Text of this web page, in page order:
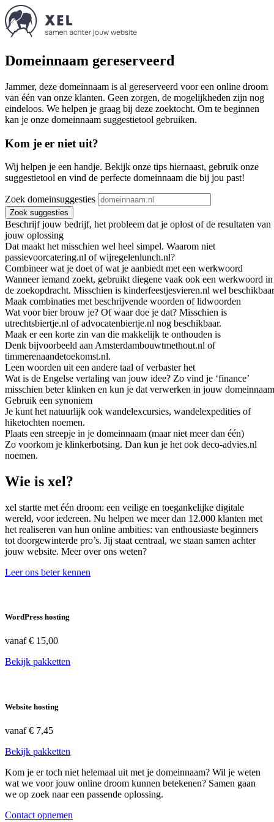
Domeinnaam gereserveerd
Jammer, deze domeinnaam is al gereserveerd voor een online droom
van één van onze klanten. Geen zorgen, de mogelijkheden zijn nog
eindeloos. We helpen je graag bij deze zoektocht. Om te beginnen
kan je onze domeinnaam suggestietool gebruiken.
Kom je er niet uit?
Wij helpen je een handje. Bekijk onze tips hiernaast, gebruik onze
suggestietool en vind de perfecte domeinnaam die bij jou past!
Zoek domeinsuggesties
Zoek suggesties
Beschrijf jouw bedrijf, het probleem dat je oplost of de resultaten van
jouw oplossing
Dat maakt het misschien wel heel simpel. Waarom niet
passievoorcatering.nl of wijregelenlunch.nl?
Combineer wat je doet of wat je aanbiedt met een werkwoord
Wanneer iemand zoekt, gebruikt diegene vaak ook een werkwoord in
de zoekopdracht. Misschien is kinderfeestjesvieren.nl wel
Maak combinaties met beschrijvende woorden of lidwoorden
Wat voor bier brouw je? Of waar doe je dat? Misschien is
utrechtsbiertje.nl of advocatenbiertje.nl nog beschikbaar.
Maak er een korte zin van die makkelijk te onthouden is
Denk bijvoorbeeld aan Amsterdambouwtmethout.nl of
timmerenaandetoekomst.nl.
Leen woorden uit een andere taal of verbaster het
Wat is de Engelse vertaling van jouw idee? Zo vind je ‘finance’
misschien beter klinken en kun je dat verwerken in jouw
Gebruik een synoniem
Je kunt het natuurlijk ook wandelexcursies, wandelexpedities of
hiketochten noemen.
Plaats een streepje in je domeinnaam (maar niet meer dan één)
Zo voorkom je klinkerbotsing. Dan kun je het ook deco-advies.nl
noemen.
Wie is xel?
xel startte met één droom: een veilige en toegankelijke digitale
wereld, voor iedereen. Nu helpen we meer dan 12.000 klanten met
het realiseren van hun online ambities: van enthousiaste beginners
tot doorgewinterde pro’s. Jij staat centraal, we staan samen achter
jouw website. Meer over ons weten?
Leer ons beter kennen
WordPress hosting
vanaf€ 15,00
Bekijk pakketten
Website hosting
vanaf€ 7,45
Bekijk pakketten
Kom je er toch niet helemaal uit met je domeinnaam? Wil je weten
wat we voor jouw online droom kunnen betekenen? Samen gaan
we op zoek naar een passende oplossing.
Contact opnemen